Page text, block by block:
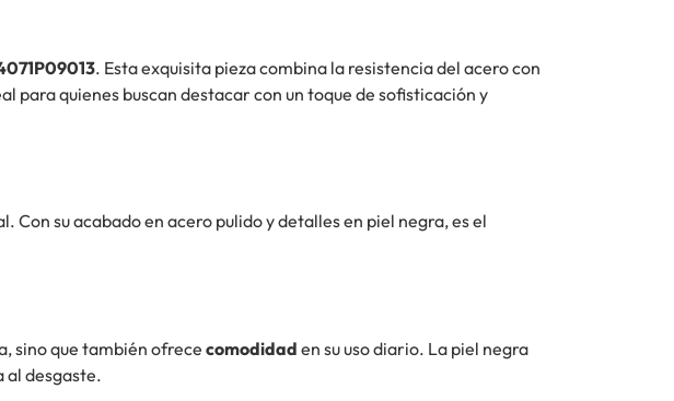
. Esta exquisita pieza combina la resistencia del acero con
para quienes buscan destacar con un toque de sofisticación y
Con su acabado en acero pulido y detalles en piel negra, es el
sino que también ofrececomodidad en su uso diario. La piel negra
al desgaste.